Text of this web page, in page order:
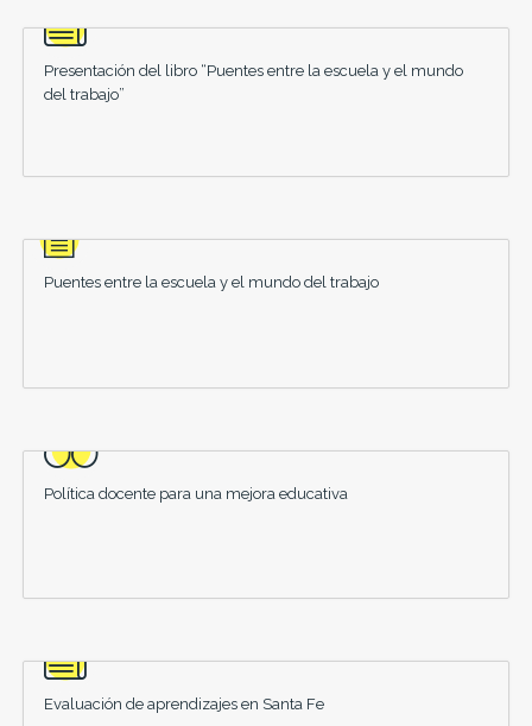
Presentación del libro “Puentes entre la escuela y el mundo
del trabajo”
Puentes entre la escuela y el mundo del trabajo
Política docente para una mejora educativa
Evaluación de aprendizajes en Santa Fe